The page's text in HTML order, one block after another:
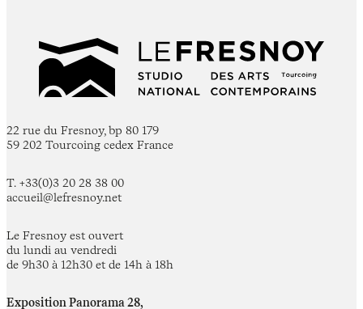
22 rue du Fresnoy, bp 80 179
59 202 Tourcoing cedex France
T. +33(0)3 20 28 38 00
accueil@lefresnoy.net
Le Fresnoy est ouvert
du lundi au vendredi
de 9h30 à 12h30 et de 14h à 18h
Exposition Panorama 28,